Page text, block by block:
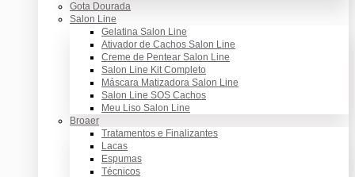
Gota Dourada
Salon Line
Gelatina Salon Line
Ativador de Cachos Salon Line
Creme de Pentear Salon Line
Salon Line Kit Completo
Máscara Matizadora Salon Line
Salon Line SOS Cachos
Meu Liso Salon Line
Broaer
Tratamentos e Finalizantes
Lacas
Espumas
Técnicos